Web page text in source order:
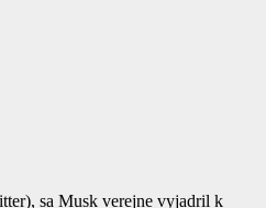
sa Musk verejne vyjadril k